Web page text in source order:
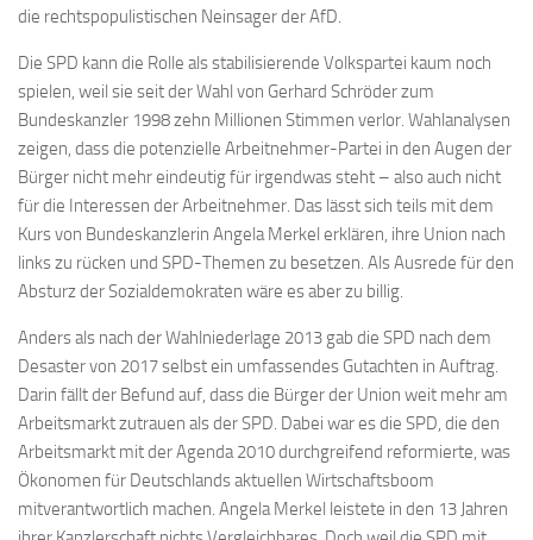
die rechtspopulistischen Neinsager der AfD.
Die SPD kann die Rolle als stabilisierende Volkspartei kaum noch
spielen, weil sie seit der Wahl von Gerhard Schröder zum
Bundeskanzler 1998 zehn Millionen Stimmen verlor. Wahlanalysen
zeigen, dass die potenzielle Arbeitnehmer-Partei in den Augen der
Bürger nicht mehr eindeutig für irgendwas steht – also auch nicht
für die Interessen der Arbeitnehmer. Das lässt sich teils mit dem
Kurs von Bundeskanzlerin Angela Merkel erklären, ihre Union nach
links zu rücken und SPD-Themen zu besetzen. Als Ausrede für den
Absturz der Sozialdemokraten wäre es aber zu billig.
Anders als nach der Wahlniederlage 2013 gab die SPD nach dem
Desaster von 2017 selbst ein umfassendes Gutachten in Auftrag.
Darin fällt der Befund auf, dass die Bürger der Union weit mehr am
Arbeitsmarkt zutrauen als der SPD. Dabei war es die SPD, die den
Arbeitsmarkt mit der Agenda 2010 durchgreifend reformierte, was
Ökonomen für Deutschlands aktuellen Wirtschaftsboom
mitverantwortlich machen. Angela Merkel leistete in den 13 Jahren